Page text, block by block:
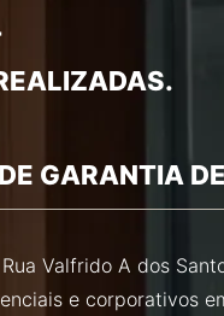
GARANTIA
Valfrido A dos
e corporativos